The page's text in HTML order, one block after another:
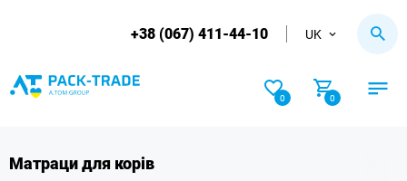
+38 (067) 411-44-10 UK
0 0
Матраци для корів